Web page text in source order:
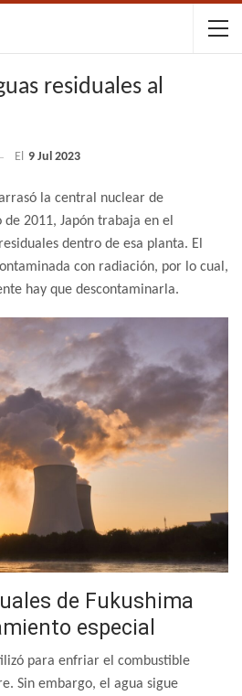
residuales al
El 9 Jul 2023
la central nuclear de
de 2011, Japón trabaja en el
dentro de esa planta. El
con radiación, por lo cual,
hay que descontaminarla.
de Fukushima
especial
para enfriar el combustible
Sin embargo, el agua sigue